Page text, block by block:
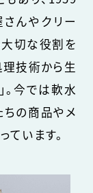
んやクリー
大切な役割を
理技術から生
。今では軟水
の商品やメ
ています。